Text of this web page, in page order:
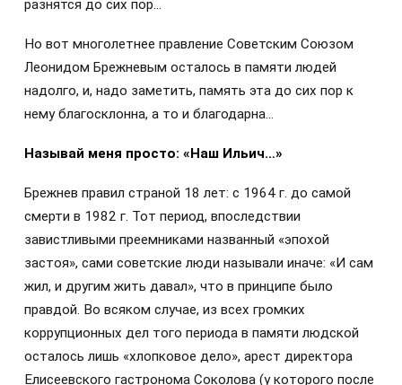
разнятся до сих пор…
Но вот многолетнее правление Советским Союзом
Леонидом Брежневым осталось в памяти людей
надолго, и, надо заметить, память эта до сих пор к
нему благосклонна, а то и благодарна…
Называй меня просто: «Наш Ильич…»
Брежнев правил страной 18 лет: с 1964 г. до самой
смерти в 1982 г. Тот период, впоследствии
завистливыми преемниками названный «эпохой
застоя», сами советские люди называли иначе: «И сам
жил, и другим жить давал», что в принципе было
правдой. Во всяком случае, из всех громких
коррупционных дел того периода в памяти людской
осталось лишь «хлопковое дело», арест директора
Елисеевского гастронома Соколова (у которого после